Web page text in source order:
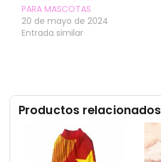
Productos relacionados
PARA MASCOTAS
20 de mayo de 2024
Entrada similar